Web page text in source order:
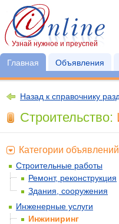
Узнай нужное и преуспей
Главная Объявления
Назад к справочнику
Строительство:
Категории
Строительные работы
Ремонт, реконструкция
Здания, сооружения
Инженерные услуги
Инжиниринг